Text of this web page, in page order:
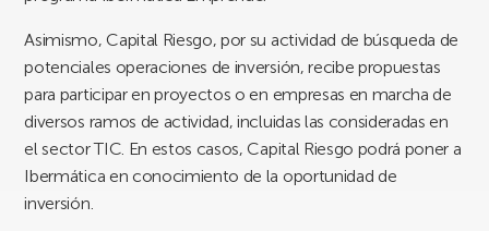
Asimismo, Capital Riesgo, por su actividad de búsqueda de
potenciales operaciones de inversión, recibe propuestas
para participar en proyectos o en empresas en marcha de
diversos ramos de actividad, incluidas las consideradas en
el sector TIC. En estos casos, Capital Riesgo podrá poner a
Ibermática en conocimiento de la oportunidad de
inversión.